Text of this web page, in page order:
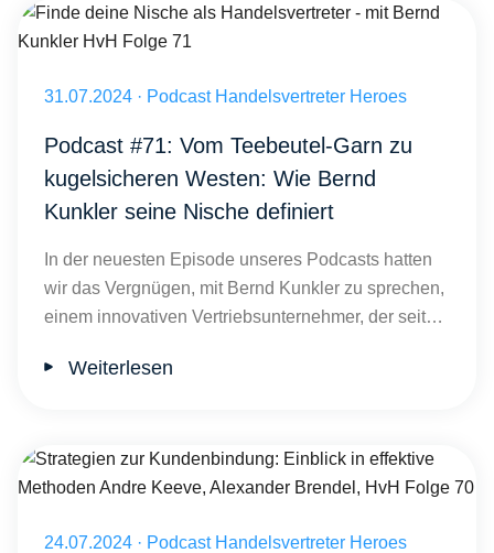
Veröffentlicht am 31.07.2024
31.07.2024 · Podcast Handelsvertreter Heroes
Podcast #71: Vom Teebeutel-Garn zu
kugelsicheren Westen: Wie Bernd
Kunkler seine Nische definiert
In der neuesten Episode unseres Podcasts hatten
wir das Vergnügen, mit Bernd Kunkler zu sprechen,
einem innovativen Vertriebsunternehmer, der seit…
Weiterlesen
Veröffentlicht am 24.07.2024
24.07.2024 · Podcast Handelsvertreter Heroes